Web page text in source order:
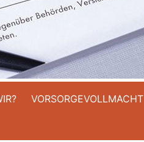
VORSORGEVOLLMACHT